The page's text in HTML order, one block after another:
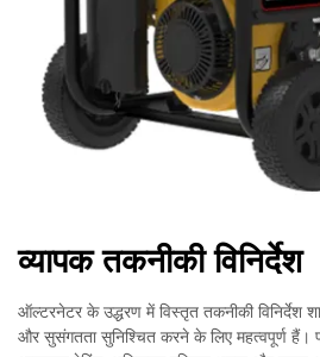
व्यापक तकनीकी विनिर्देश
ऑल्टरनेटर के उद्धरण में विस्तृत तकनीकी विनिर्देश
और सुसंगतता सुनिश्चित करने के लिए महत्वपूर्ण हैं।